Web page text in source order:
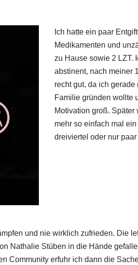
Ich hatte ein paar
Medikamenten und
zu Hause sowie 2 LZT.
abstinent, nach meiner
recht gut, da ich
Familie gründen wollte
Motivation groß. Später
mehr so einfach mal
dreiviertel oder nur
und nie wirklich zufrieden. Die
Nathalie Stüben in die Hände
Community erfuhr ich dann die